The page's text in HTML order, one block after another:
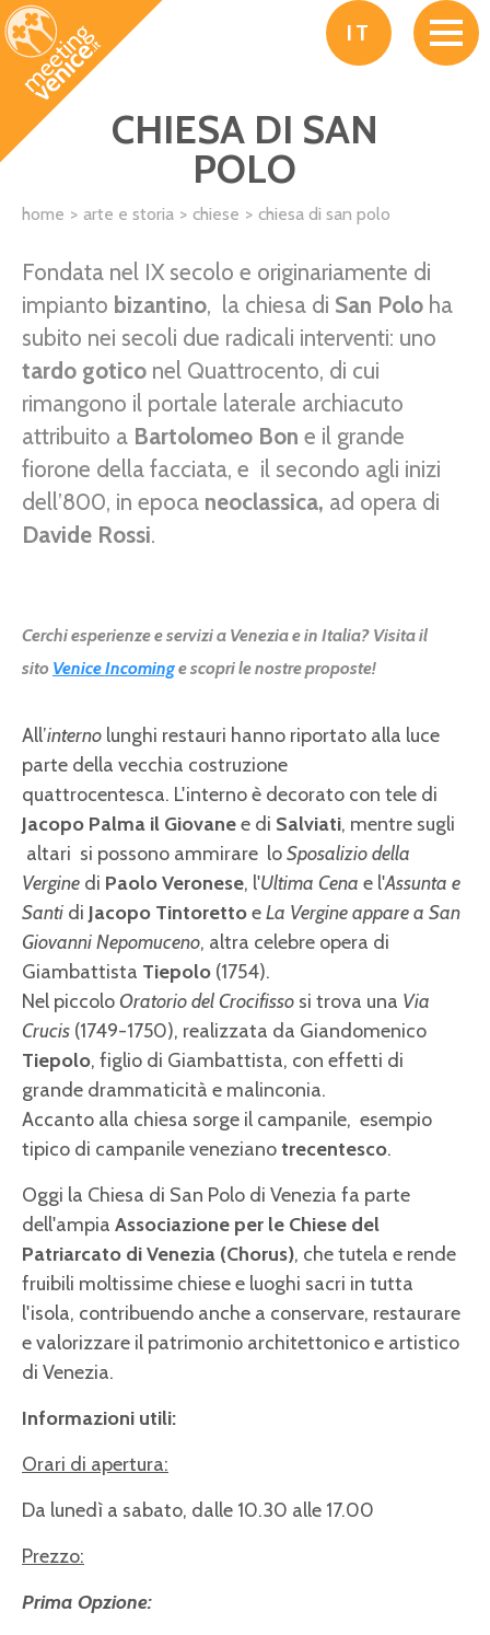
Salta al contenuto principale
IT
CHIESA DI SAN
POLO
home arte e storia chiese chiesa di san polo
Fondata nel IX secolo e originariamente di
impianto bizantino, la chiesa di San Polo ha
subito nei secoli due radicali interventi: uno
tardo gotico nel Quattrocento, di cui
rimangono il portale laterale archiacuto
attribuito a Bartolomeo Bon e il grande
fiorone della facciata, e il secondo agli inizi
dell’800, in epoca neoclassica, ad opera di
Davide Rossi.
Cerchi esperienze e servizi a Venezia e in Italia? Visita il
sito Venice Incominge scopri le nostre proposte!
All’interno lunghi restauri hanno riportato alla luce
parte della vecchia costruzione
quattrocentesca. L'interno è decorato con tele di
Jacopo Palma il Giovanee di Salviati, mentre sugli
altari si possono ammirare loSposalizio della
Vergine di Paolo Veronese, l'Ultima Cena e l'Assunta e
Santi di Jacopo TintorettoeLa Vergine appare a San
Giovanni Nepomuceno, altra celebre opera di
Giambattista Tiepolo (1754).
Nel piccoloOratorio del Crocifisso si trova una Via
Crucis (1749-1750), realizzata da Giandomenico
Tiepolo, figlio di Giambattista, con effetti di
grande drammaticità e malinconia.
Accanto alla chiesa sorge il campanile, esempio
tipico di campanile venezianotrecentesco.
Oggi la Chiesa di San Polo di Venezia fa parte
dell'ampia Associazione per le Chiese del
Patriarcato di Venezia (Chorus), che tutela e rende
fruibili moltissime chiese e luoghi sacri in tutta
l'isola, contribuendo anche a conservare, restaurare
e valorizzare il patrimonio architettonico e artistico
di Venezia.
Informazioni utili:
Orari di apertura:
Da lunedì a sabato, dalle 10.30 alle 17.00
Prezzo:
Prima Opzione: